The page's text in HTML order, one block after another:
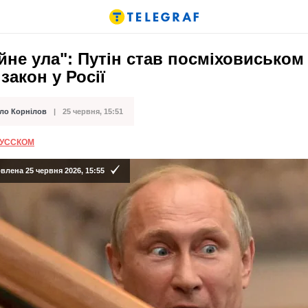
ула": Путін став посміховиськом
у Росії
Корнілов 25 червня, 15:51
25 червня 2026, 15:55